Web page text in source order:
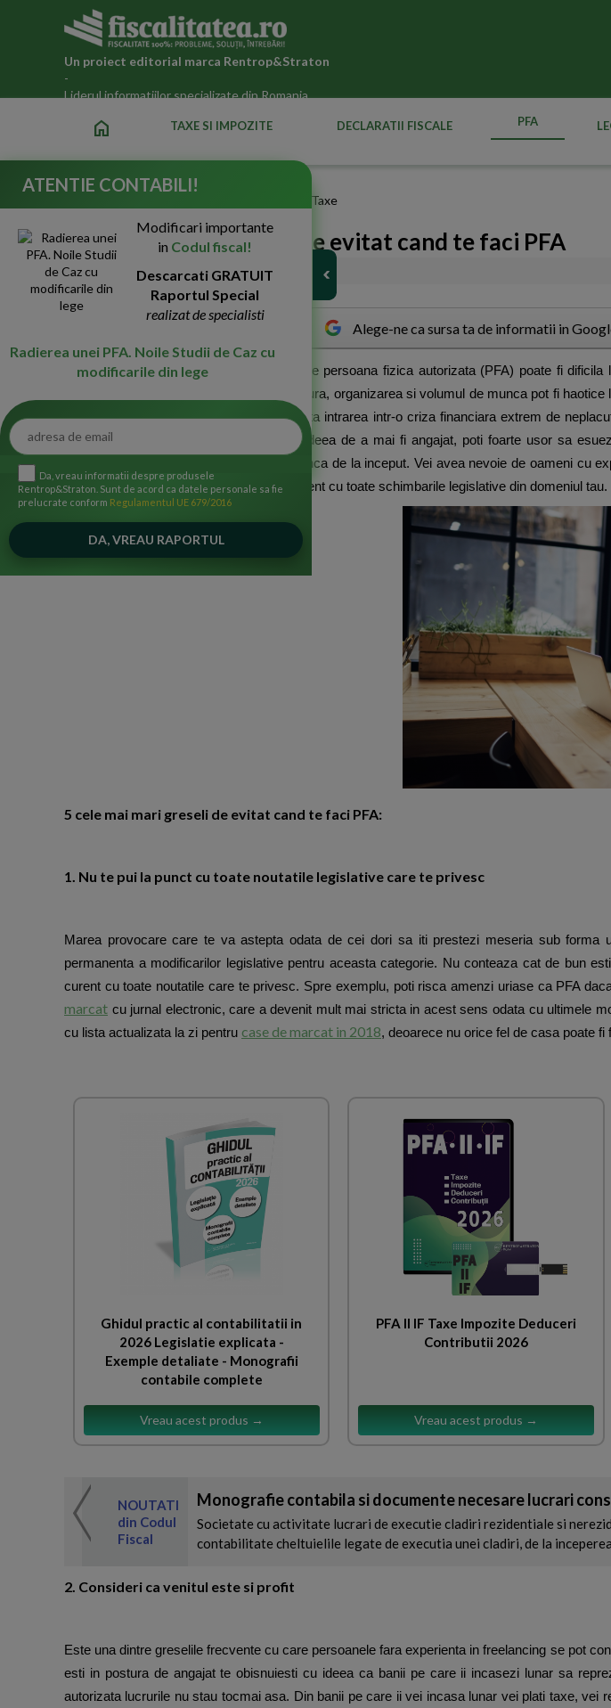
Un proiect editorial marca Rentrop&Straton
-
Liderul informatiilor specializate din Romania
home TAXE SI IMPOZITE DECLARATII FISCALE PFA
PFA 2026 : Stiri, Legislatie, Impozite si Taxe
5 cele mai mari greseli de evitat cand te faci PFA
11-Oct-2018 10784
Alege-ne ca sursa ta de informatii in
recerea de la statutul de angajat la cel de persoana fizica autorizata (PFA) poate fi
relatia cu potentialii clienti din noua ta postura, organizarea si volumul de munca pot fi
sub control inca din prima zi, pentru a evita intrarea intr-o criza financiara extrem de
inceput de drum, atunci cand renunti la ideea de a mai fi angajat, poti foarte usor sa
tehnicalitati cu care nu te-ai pus la punct inca de la inceput. Vei avea nevoie de oameni cu
reprezentant juridic si va trebui sa fii la curent cu toate schimbarile legislative din domeniul tau.
5 cele mai mari greseli de evitat cand te faci PFA:
1. Nu te pui la punct cu toate noutatile legislative care te privesc
Marea provocare care te va astepta odata de cei dori sa iti prestezi meseria sub forma
permanenta a modificarilor legislative pentru aceasta categorie. Nu conteaza cat de bun
curent cu toate noutatile care te privesc. Spre exemplu, poti risca amenzi uriase ca PFA
marcat cu jurnal electronic, care a devenit mult mai stricta in acest sens odata cu ultimele
cu lista actualizata la zi pentru case de marcat in 2018, deoarece nu orice fel de casa poate
Ghidul practic al contabilitatii in
2026 Legislatie explicata -
Exemple detaliate - Monografii
contabile complete
Vreau acest produs →
PFA II IF Taxe Impozite Deduceri
Contributii 2026
Vreau acest produs →
NOUTATI
din Codul
Fiscal
Monografie contabila si documente necesare lucrari
Societate cu activitate lucrari de executie cladiri rezidentiale si
contabilitate cheltuielile legate de executia unei cladiri, de la
2. Consideri ca venitul este si profit
Este una dintre greselile frecvente cu care persoanele fara experienta in freelancing se pot
esti in postura de angajat te obisnuiesti cu ideea ca banii pe care ii incasezi lunar sa
autorizata lucrurile nu stau tocmai asa. Din banii pe care ii vei incasa lunar vei plati taxe, vei
ATENTIE CONTABILI!
Modificari importante
in Codul fiscal!
Descarcati GRATUIT
Raportul Special
realizat de specialisti
Radierea unei PFA. Noile Studii de Caz cu
modificarile din lege
Da, vreau informatii despre produsele
Rentrop&Straton. Sunt de acord ca datele personale sa fie
prelucrate conform Regulamentul UE 679/2016